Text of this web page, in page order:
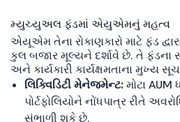
મ્યુચ્યુઅલ ફંડમાં એયુએમનું મહત્વ
એયૂએમ તેના રોકાણકારો માટે ફંડ
કુલ બજાર મૂલ્યને દર્શાવે છે. તે ફંડના
અને કાર્યકારી કાર્યક્ષમતાના મુખ્ય
લિક્વિડિટી મેનેજમેન્ટ: મોટા AUM
પોર્ટફોલિયોને નોંધપાત્ર રીતે
સંભાળી શકે છે.